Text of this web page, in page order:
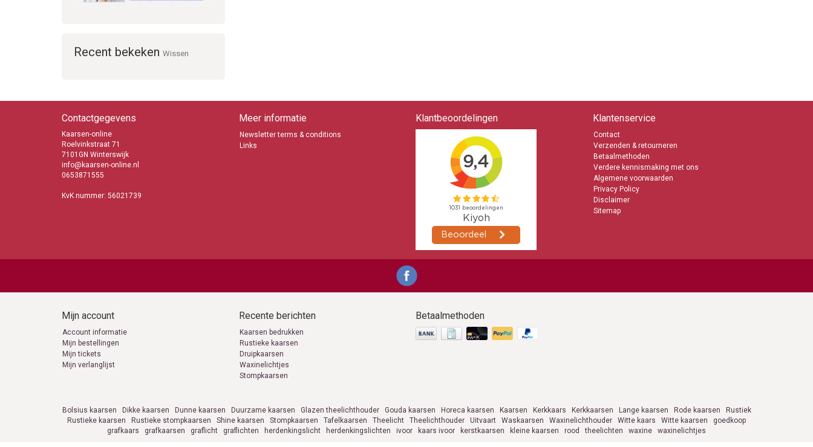
Recent bekeken Wissen
Contactgegevens
Kaarsen-online
Roelvinkstraat 71
7101GN Winterswijk
info@kaarsen-online.nl
0653871555
KvK nummer: 56021739
Meer informatie
Newsletter terms & conditions
Links
Klantbeoordelingen Klantenservice
Contact
Verzenden & retourneren
Betaalmethoden
Verdere kennismaking met ons
Algemene voorwaarden
Privacy Policy
Disclaimer
Sitemap
Mijn account
Account informatie
Mijn bestellingen
Mijn tickets
Mijn verlanglijst
Recente berichten
Kaarsen bedrukken
Rustieke kaarsen
Druipkaarsen
Waxinelichtjes
Stompkaarsen
Betaalmethoden
Bolsius kaarsen Dikke kaarsen Dunne kaarsen Duurzame kaarsen Glazen theelichthouder Gouda kaarsen Horeca kaarsen Kaarsen Kerkkaars Kerkkaarsen Lange kaarsen Rode kaarsen
Rustiek
Rustieke kaarsen
Rustieke stompkaarsen Shine kaarsen Stompkaarsen Tafelkaarsen Theelicht Theelichthouder Uitvaart Waskaarsen Waxinelichthouder Witte kaars Witte kaarsen
goedkoop
grafkaars
grafkaarsen graflicht graflichten herdenkingslicht herdenkingslichten ivoor kaars ivoor kerstkaarsen kleine kaarsen rood theelichten waxine waxinelichtjes